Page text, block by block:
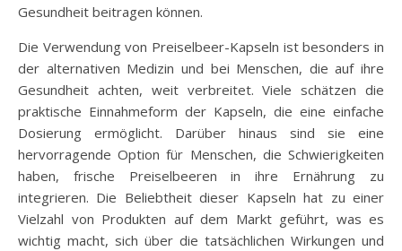
Gesundheit beitragen können.
Die Verwendung von Preiselbeer-Kapseln ist besonders in
der alternativen Medizin und bei Menschen, die auf ihre
Gesundheit achten, weit verbreitet. Viele schätzen die
praktische Einnahmeform der Kapseln, die eine einfache
Dosierung ermöglicht. Darüber hinaus sind sie eine
hervorragende Option für Menschen, die Schwierigkeiten
haben, frische Preiselbeeren in ihre Ernährung zu
integrieren. Die Beliebtheit dieser Kapseln hat zu einer
Vielzahl von Produkten auf dem Markt geführt, was es
wichtig macht, sich über die tatsächlichen Wirkungen und